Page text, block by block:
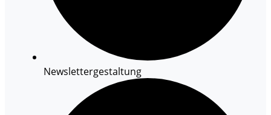
Newslettergestaltung